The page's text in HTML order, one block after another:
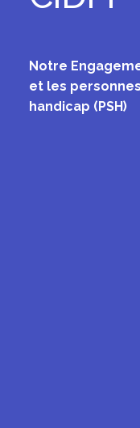
Notre
et les
handicap (PSH)